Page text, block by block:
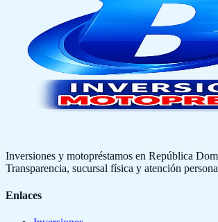
Inversiones y motopréstamos en República
Transparencia, sucursal física y atención
Enlaces